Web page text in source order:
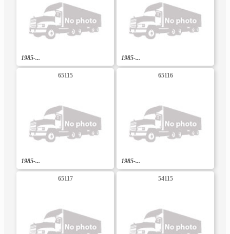
1985-... 1985-...
65115
1985-...
65116
1985-...
65117 54115